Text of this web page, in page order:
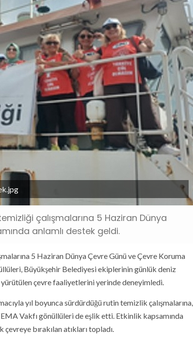
çalışmalarına 5 Haziran Dünya
anlamlı destek geldi.
5 Haziran Dünya Çevre Günü ve Çevre Koruma
Büyükşehir Belediyesi ekiplerinin günlük deniz
yürütülen çevre faaliyetlerini yerinde deneyimledi.
yıl boyunca sürdürdüğü rutin temizlik çalışmalarına,
Vakfı gönüllüleri de eşlik etti. Etkinlik kapsamında
bırakılan atıkları topladı.